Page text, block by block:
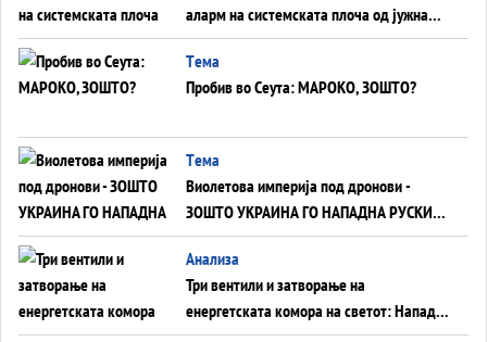
аларм на системската плоча од јужна
Германија до Црното Море...
Tема
Пробив во Сеута: МАРОКО, ЗОШТО?
Tема
Виолетова империја под дронови -
ЗОШТО УКРАИНА ГО НАПАДНА РУСКИОТ
WILDBERRIES
Aнализа
Три вентили и затворање на
енергетската комора на светот: Нападот
во Суец најавува глобален енергетски